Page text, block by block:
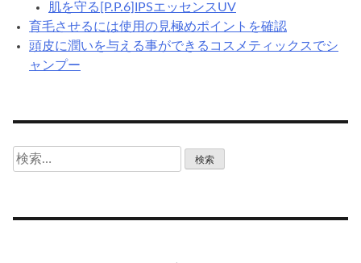
肌を守る[P.P.6]IPSエッセンスUV
育毛させるには使用の見極めポイントを確認
頭皮に潤いを与える事ができるコスメティックスでシ
ャンプー
検
索: